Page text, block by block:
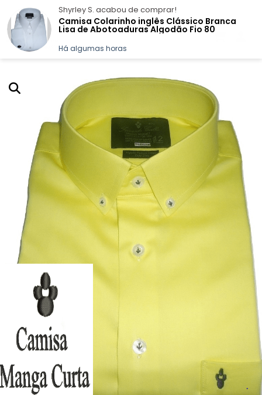
Shyrley S. acabou de comprar!
Camisa Colarinho inglês Clássico Branca
Lisa de Abotoaduras Algodão Fio 80
Há algumas horas